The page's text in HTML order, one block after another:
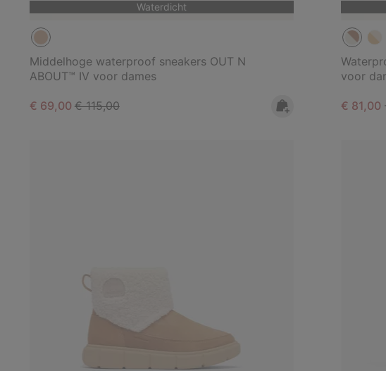
Waterdicht
Middelhoge waterproof sneakers OUT N
ABOUT™ IV voor dames
Sale price:
€ 69,00 Regular price:
€ 115,00
voor
€ 81,00